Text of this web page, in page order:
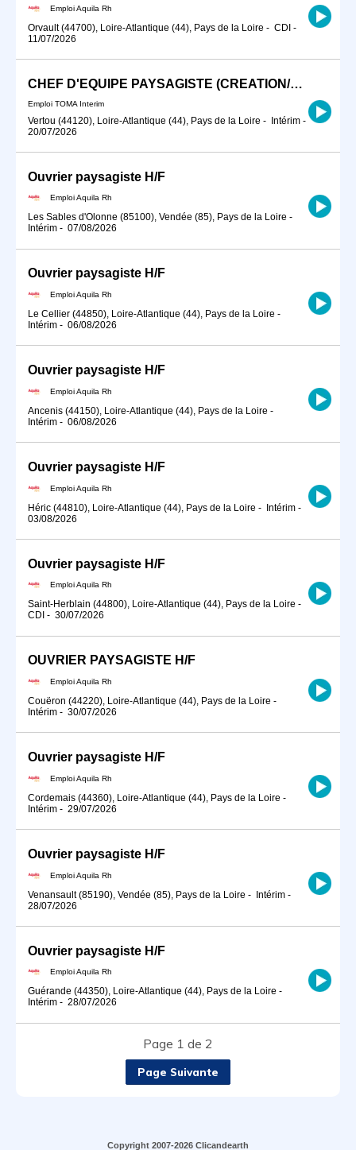
Emploi Aquila Rh
Orvault (44700), Loire-Atlantique (44), Pays de la Loire - CDI -
11/07/2026
CHEF D'EQUIPE PAYSAGISTE (CREATION/ENTRETIEN)
Emploi TOMA Interim
Vertou (44120), Loire-Atlantique (44), Pays de la Loire - Intérim -
20/07/2026
Ouvrier paysagiste H/F
Emploi Aquila Rh
Les Sables d'Olonne (85100), Vendée (85), Pays de la Loire -
Intérim - 07/08/2026
Ouvrier paysagiste H/F
Emploi Aquila Rh
Le Cellier (44850), Loire-Atlantique (44), Pays de la Loire -
Intérim - 06/08/2026
Ouvrier paysagiste H/F
Emploi Aquila Rh
Ancenis (44150), Loire-Atlantique (44), Pays de la Loire -
Intérim - 06/08/2026
Ouvrier paysagiste H/F
Emploi Aquila Rh
Héric (44810), Loire-Atlantique (44), Pays de la Loire - Intérim -
03/08/2026
Ouvrier paysagiste H/F
Emploi Aquila Rh
Saint-Herblain (44800), Loire-Atlantique (44), Pays de la Loire -
CDI - 30/07/2026
OUVRIER PAYSAGISTE H/F
Emploi Aquila Rh
Couëron (44220), Loire-Atlantique (44), Pays de la Loire -
Intérim - 30/07/2026
Ouvrier paysagiste H/F
Emploi Aquila Rh
Cordemais (44360), Loire-Atlantique (44), Pays de la Loire -
Intérim - 29/07/2026
Ouvrier paysagiste H/F
Emploi Aquila Rh
Venansault (85190), Vendée (85), Pays de la Loire - Intérim -
28/07/2026
Ouvrier paysagiste H/F
Emploi Aquila Rh
Guérande (44350), Loire-Atlantique (44), Pays de la Loire -
Intérim - 28/07/2026
Page 1 de 2
Page Suivante
Copyright 2007-2026 Clicandearth